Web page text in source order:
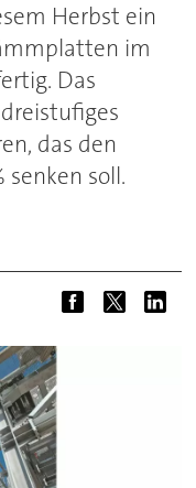
Herbst ein
im
Das
das den
senken soll.